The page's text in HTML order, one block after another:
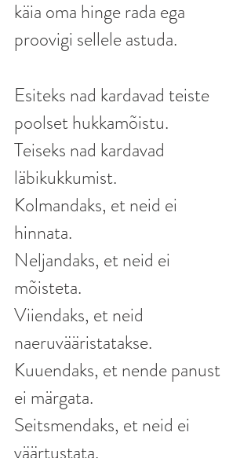
käia oma hinge rada ega
proovigi sellele astuda.
Esiteks nad kardavad teiste
poolset hukkamõistu.
Teiseks nad kardavad
läbikukkumist.
Kolmandaks, et neid ei
hinnata.
Neljandaks, et neid ei
mõisteta.
Viiendaks, et neid
naeruvääristatakse.
Kuuendaks, et nende panust
ei märgata.
Seitsmendaks, et neid ei
väärtustata.